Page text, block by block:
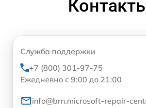
Служба поддержки
+7 (800) 301-97-75
Ежедневно с 9:00 до 21:00
info@brn.microsoft-repair-